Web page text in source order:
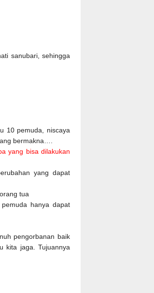
sanubari, sehingga
10 pemuda, niscaya
bermakna….
yang bisa dilakukan
yang dapat
tua
hanya dapat
pengorbanan baik
kita jaga. Tujuannya